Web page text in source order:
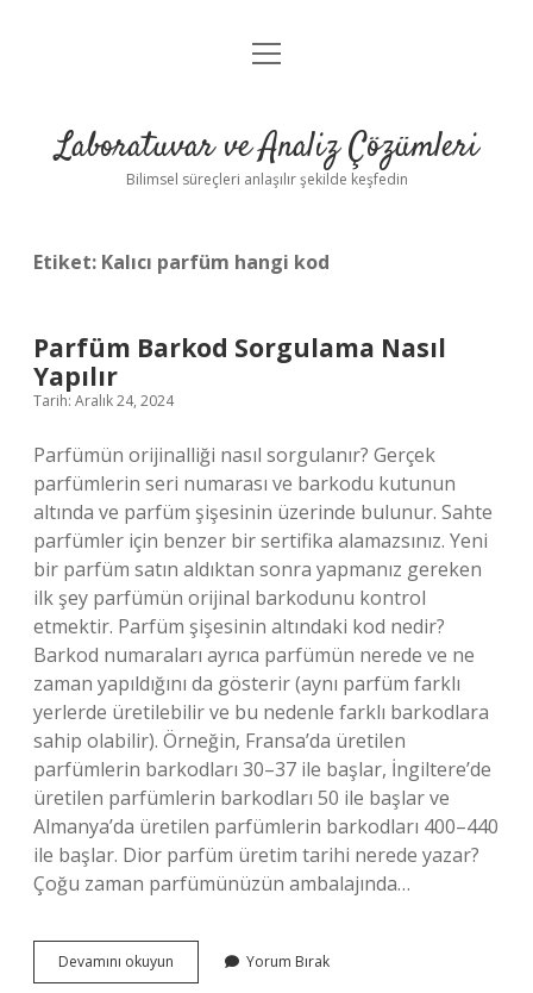
Anasayfa
Yasal Uyarı
menüyü
Laboratuvar ve Analiz Çözümleri
Bilimsel süreçleri anlaşılır şekilde keşfedin
Etiket: Kalıcı parfüm hangi kod
Parfüm Barkod Sorgulama Nasıl
Yapılır
Tarih: Aralık 24, 2024
Parfümün orijinalliği nasıl sorgulanır? Gerçek
parfümlerin seri numarası ve barkodu kutunun
altında ve parfüm şişesinin üzerinde bulunur. Sahte
parfümler için benzer bir sertifika alamazsınız. Yeni
bir parfüm satın aldıktan sonra yapmanız gereken
ilk şey parfümün orijinal barkodunu kontrol
etmektir. Parfüm şişesinin altındaki kod nedir?
Barkod numaraları ayrıca parfümün nerede ve ne
zaman yapıldığını da gösterir (aynı parfüm farklı
yerlerde üretilebilir ve bu nedenle farklı barkodlara
sahip olabilir). Örneğin, Fransa’da üretilen
parfümlerin barkodları 30–37 ile başlar, İngiltere’de
üretilen parfümlerin barkodları 50 ile başlar ve
Almanya’da üretilen parfümlerin barkodları 400–440
ile başlar. Dior parfüm üretim tarihi nerede yazar?
Çoğu zaman parfümünüzün ambalajında…
Devamını okuyun
Barkod
Yorum Bırak